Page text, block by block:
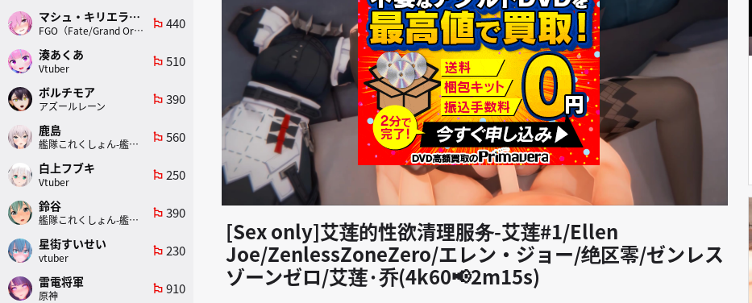
play_arrow
[Sex only]艾莲的性欲清理服务-艾莲#1/Ellen
Joe/ZenlessZoneZero/エレン・ジョー/绝区零/ゼンレス
ゾーンゼロ/艾莲·乔(4k60📢2m15s)
マシュ・キリエライト
FGO（Fate/Grand Order）
emoji_flags 440
湊あくあ
Vtuber
emoji_flags 510
ボルチモア
アズールレーン
emoji_flags 390
鹿島
艦隊これくしょん-艦これ-
emoji_flags 560
白上フブキ
Vtuber
emoji_flags 250
鈴谷
艦隊これくしょん-艦これ-
emoji_flags 390
星街すいせい
vtuber
emoji_flags 230
雷電将軍
原神
emoji_flags 910